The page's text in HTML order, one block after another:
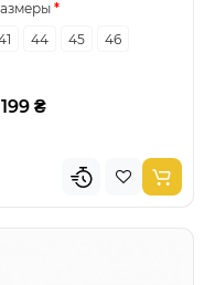
44 45 46
199 ₴